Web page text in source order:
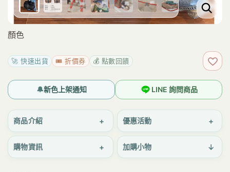
顏色
🚀 快速出貨 🎟️ 折價券 💰 點數回饋 加
LINE 詢問商品
🔔新色上架通知
商品介紹 + 優惠活動 +
購物資訊 + 加購小物 ↓